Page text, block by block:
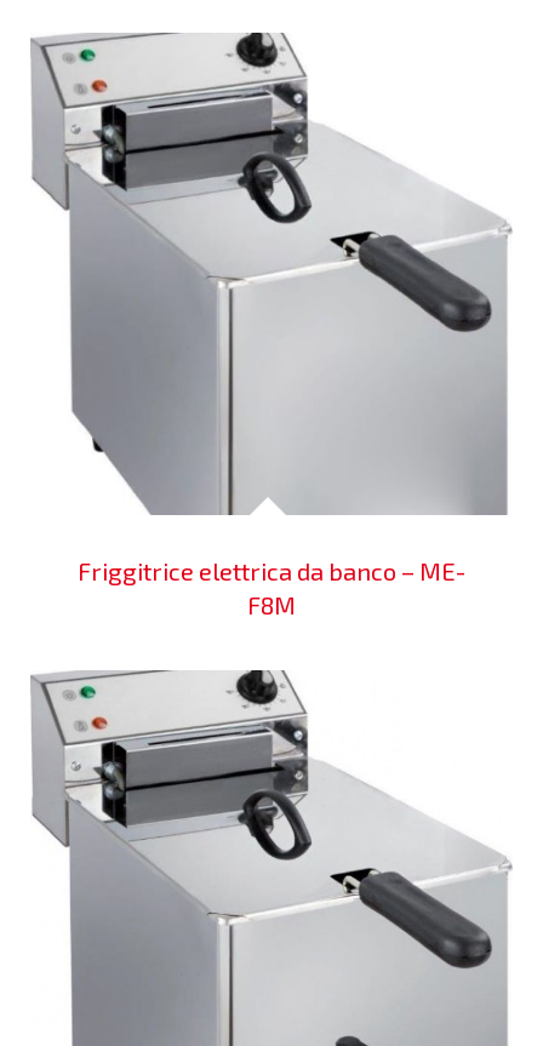
Friggitrice elettrica da banco – ME-
F8M